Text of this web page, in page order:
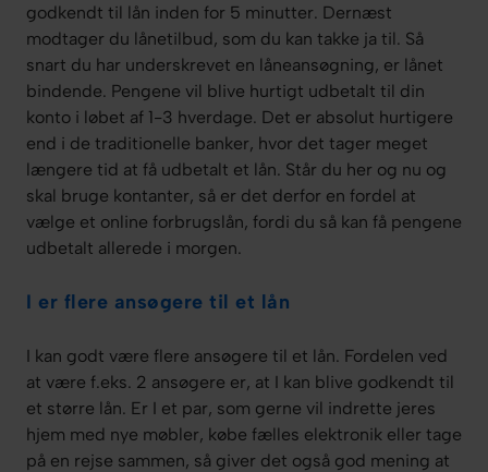
godkendt til lån inden for 5 minutter. Dernæst
modtager du lånetilbud, som du kan takke ja til. Så
snart du har underskrevet en låneansøgning, er lånet
bindende. Pengene vil blive hurtigt udbetalt til din
konto i løbet af 1-3 hverdage. Det er absolut hurtigere
end i de traditionelle banker, hvor det tager meget
længere tid at få udbetalt et lån. Står du her og nu og
skal bruge kontanter, så er det derfor en fordel at
vælge et online forbrugslån, fordi du så kan få pengene
udbetalt allerede i morgen.
I er flere ansøgere til et lån
I kan godt være flere ansøgere til et lån. Fordelen ved
at være f.eks. 2 ansøgere er, at I kan blive godkendt til
et større lån. Er I et par, som gerne vil indrette jeres
hjem med nye møbler, købe fælles elektronik eller tage
på en rejse sammen, så giver det også god mening at